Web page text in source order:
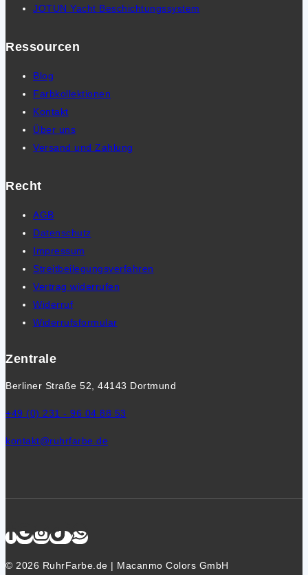
JOTUN Yacht Beschichtungssystem
Ressourcen
Blog
Farbkollektionen
Kontakt
Über uns
Versand und Zahlung
Recht
AGB
Datenschutz
Impressum
Streitbeilegungsverfahren
Vertrag widerrufen
Widerruf
Widerrufsformular
Zentrale
Berliner Straße 52, 44143 Dortmund
+49 (0) 231 - 96 04 88 53
kontakt@ruhrfarbe.de
© 2026 RuhrFarbe.de | Macanmo Colors GmbH